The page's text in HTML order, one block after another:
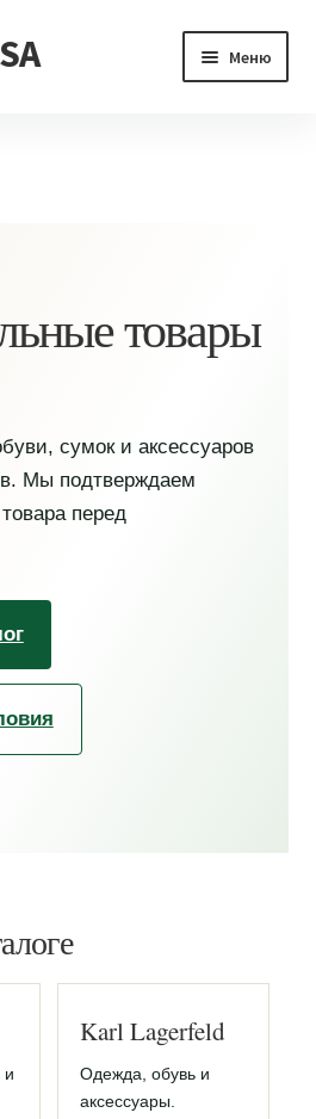
Меню
товары
сумок и аксессуаров
Мы подтверждаем
перед
и
Karl Lagerfeld
Одежда, обувь и
аксессуары.